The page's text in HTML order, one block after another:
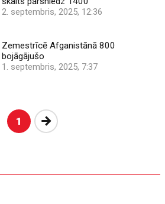
2. septembris, 2025, 12:36
Zemestrīcē Afganistānā 800
bojāgājušo
1. septembris, 2025, 7:37
1 Nākošā